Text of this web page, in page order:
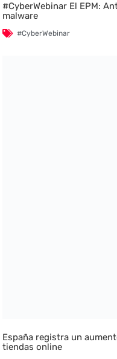
#CyberWebinar El EPM:
malware
#CyberWebinar
España registra un
tiendas online